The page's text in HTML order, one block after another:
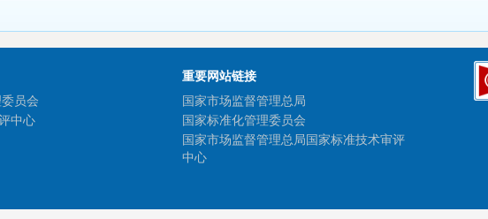
员会
中心
重要网站链接
国家市场监督管理总局
国家标准化管理委员会
国家市场监督管理总局国家标准技术审评
中心